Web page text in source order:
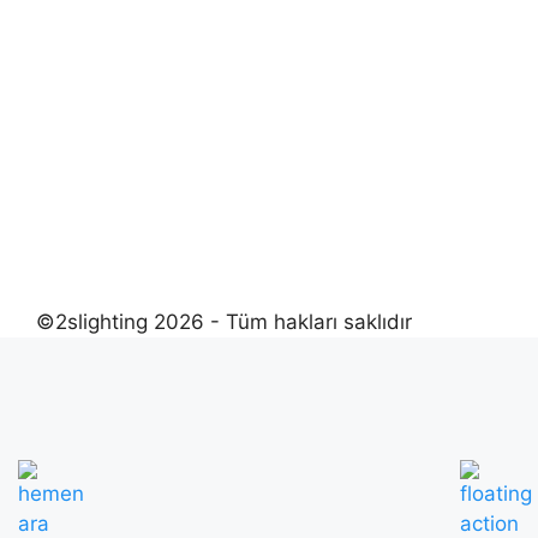
©2slighting 2026 - Tüm hakları saklıdır